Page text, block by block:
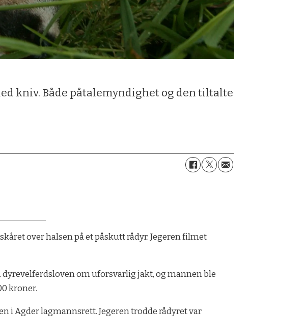
kniv. Både påtalemyndighet og den tiltalte
over halsen på et påskutt rådyr. Jegeren filmet
om uforsvarlig jakt, og mannen ble
kroner.
i Agder lagmannsrett. Jegeren trodde rådyret var